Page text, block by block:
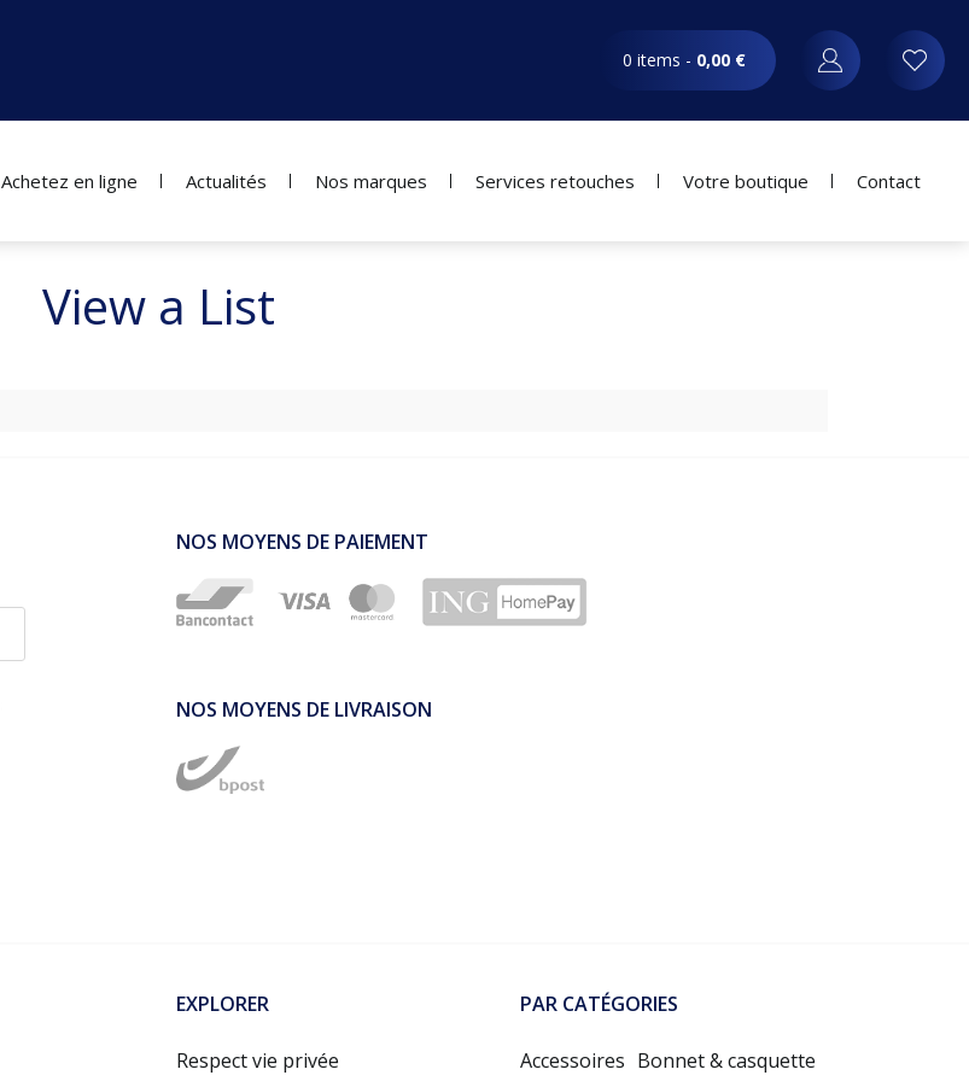
0 items - 0,00 €
Achetez en ligne Actualités Nos marques Services retouches Votre boutique Contact
View a List
NOS MOYENS DE PAIEMENT
NOS MOYENS DE LIVRAISON
EXPLORER
Respect vie privée
PAR CATÉGORIES
Accessoires Bonnet & casquette